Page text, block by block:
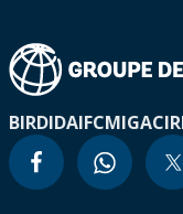
BIRDIDAIFCMIGA